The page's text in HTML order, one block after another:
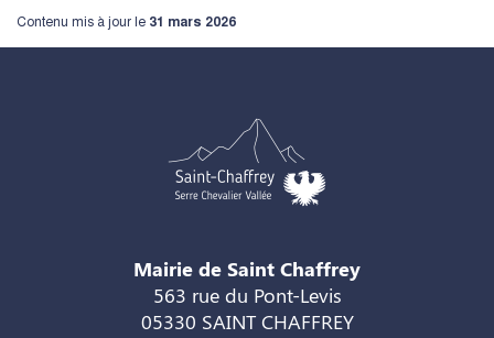
Contenu mis à jour le 31 mars 2026
Mairie de Saint Chaffrey
563 rue du Pont-Levis
05330 SAINT CHAFFREY